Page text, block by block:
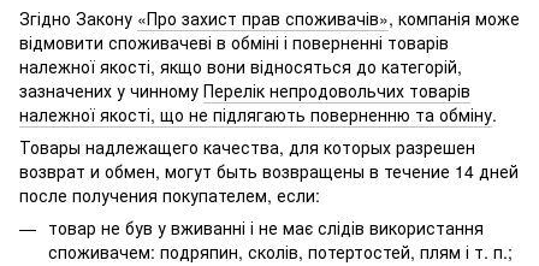
Згідно Закону «Про захист прав споживачів», компанія може
відмовити споживачеві в обміні і поверненні товарів
належної якості, якщо вони відносяться до категорій,
зазначених у чинному Перелік непродовольчих товарів
належної якості, що не підлягають поверненню та обміну.
Товары надлежащего качества, для которых разрешен
возврат и обмен, могут быть возвращены в течение 14 дней
после получения покупателем, если:
товар не був у вживанні і не має слідів використання
споживачем: подряпин, сколів, потертостей, плям і т. п.;